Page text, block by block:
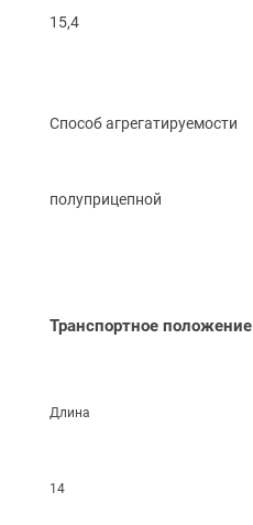
15,4
Способ агрегатируемости
полуприцепной
Транспортное положение
Длина
14